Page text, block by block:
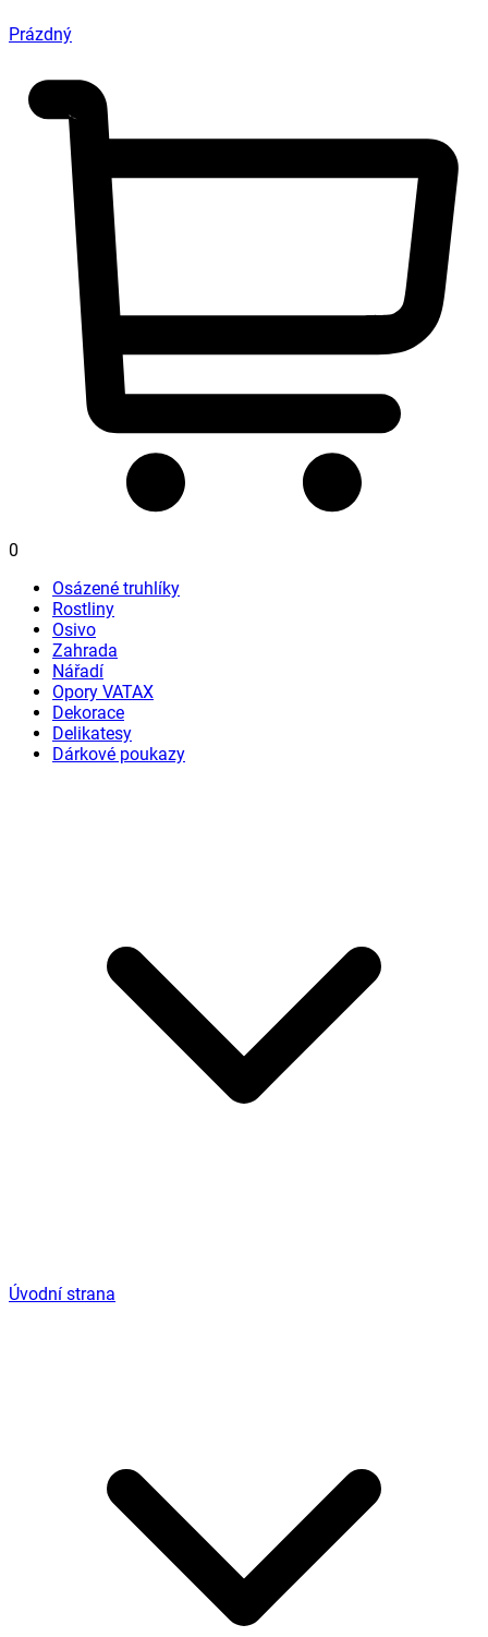
Prázdný
0
Osázené truhlíky
Rostliny
Osivo
Zahrada
Nářadí
Opory VATAX
Dekorace
Delikatesy
Dárkové poukazy
Úvodní strana